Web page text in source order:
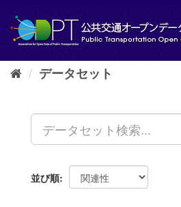
し
データセット
並び順